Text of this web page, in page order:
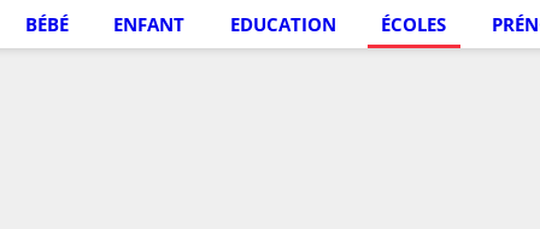
BÉBÉ ENFANT EDUCATION ÉCOLES